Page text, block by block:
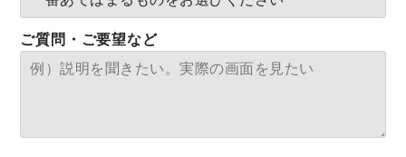
ご質問・ご要望など